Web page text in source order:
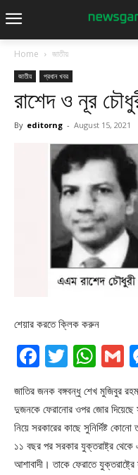
Home জাতীয়
জাতীয় প্রধান খবর
রাশেদ ও নূর
By editorng - August 15, 2021
শেয়ার করতে ক্লিক করুন
জাতির জনক বঙ্গবন্ধু শেখ মুজিবুর
দুজনকে ফেরানোর ওপর জোর
নিয়ে সরকারের কাছে সুনির্দিষ্ট
১১ বছর পর সরকার যুক্তরাষ্ট্র থেকে
আশাবাদী। তাকে ফেরাতে